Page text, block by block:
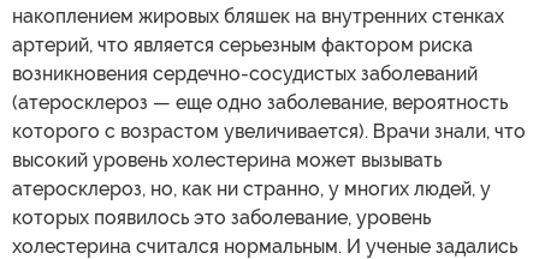
накоплением жировых бляшек на внутренних стенках
артерий, что является серьезным фактором риска
возникновения сердечно-сосудистых заболеваний
(атеросклероз — еще одно заболевание, вероятность
которого с возрастом увеличивается). Врачи знали, что
высокий уровень холестерина может вызывать
атеросклероз, но, как ни странно, у многих людей, у
которых появилось это заболевание, уровень
холестерина считался нормальным. И ученые задались